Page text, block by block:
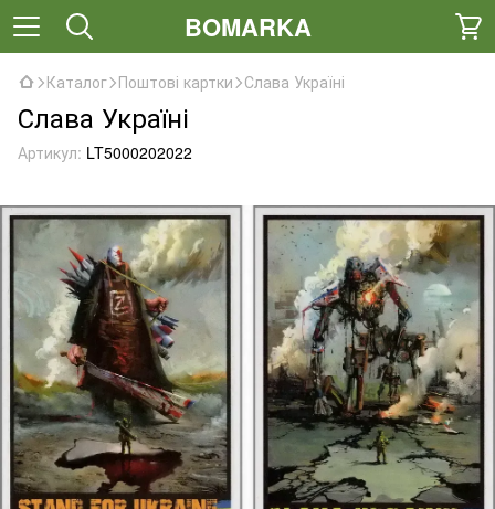
BOMARKA
Каталог Поштові картки Слава Україні
Слава Україні
Артикул: LT5000202022